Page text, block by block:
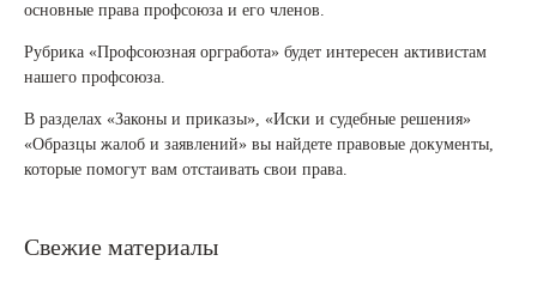
основные права профсоюза и его членов.
Рубрика «Профсоюзная оргработа» будет интересен активистам
нашего профсоюза.
В разделах «Законы и приказы», «Иски и судебные решения»
«Образцы жалоб и заявлений» вы найдете правовые документы,
которые помогут вам отстаивать свои права.
Свежие материалы